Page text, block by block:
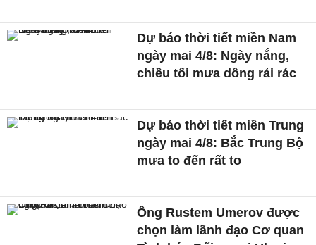
Dự báo thời tiết miền Nam
ngày mai 4/8: Ngày nắng,
chiều tối mưa dông rải rác
Dự báo thời tiết miền Trung
ngày mai 4/8: Bắc Trung Bộ
mưa to đến rất to
Ông Rustem Umerov được
chọn làm lãnh đạo Cơ quan